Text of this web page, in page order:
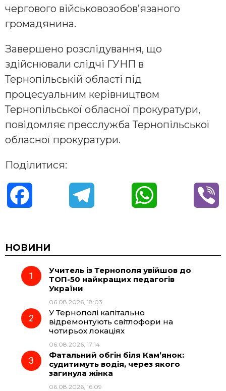
чергового військовозобов’язаного
громадянина.
Завершено розслідування, що
здійснювали слідчі ГУНП в
Тернопільській області під
процесуальним керівництвом
Тернопільської обласної прокуратури,
повідомляє пресслужба Тернопільської
обласної прокуратури.
Поділитися:
c
e
o
k
e
r
a
m
t
A
НОВИНИ
Учитель із Тернополя увійшов до
ТОП-50 найкращих педагогів
України
06.08.2026, 18:03
У Тернополі капітально
відремонтують світлофори на
чотирьох локаціях
06.08.2026, 17:14
Фатальний обгін біля Кам’янок:
судитимуть водія, через якого
загинула жінка
06.08.2026, 16:09